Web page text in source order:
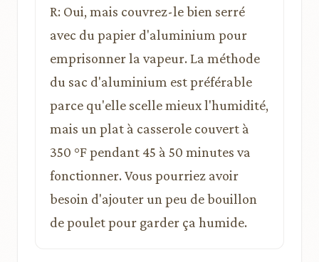
R: Oui, mais couvrez-le bien serré
avec du papier d'aluminium pour
emprisonner la vapeur. La méthode
du sac d'aluminium est préférable
parce qu'elle scelle mieux l'humidité,
mais un plat à casserole couvert à
350 °F pendant 45 à 50 minutes va
fonctionner. Vous pourriez avoir
besoin d'ajouter un peu de bouillon
de poulet pour garder ça humide.